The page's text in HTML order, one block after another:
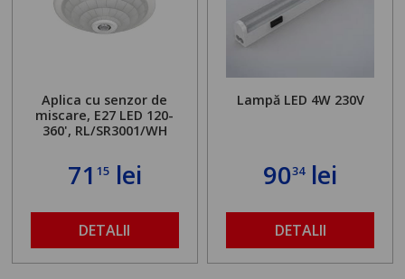
Aplica cu senzor de
miscare, E27 LED 120-
360', RL/SR3001/WH
71 15lei
DETALII
Lampă LED 4W 230V
9034lei
DETALII